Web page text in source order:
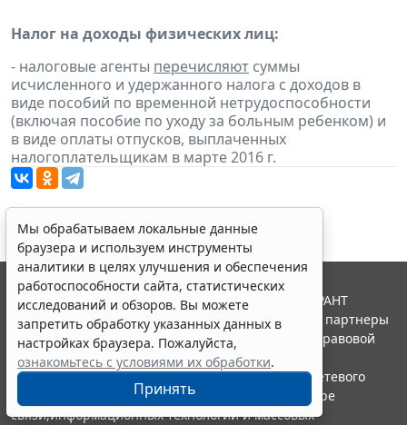
Налог на доходы физических лиц:
- налоговые агенты перечисляют суммы
исчисленного и удержанного налога с доходов в
виде пособий по временной нетрудоспособности
(включая пособие по уходу за больным ребенком) и
в виде оплаты отпусков, выплаченных
налогоплательщикам в марте 2016 г.
Мы обрабатываем локальные данные
браузера и используем инструменты
аналитики в целях улучшения и обеспечения
работоспособности сайта, статистических
исследований и обзоров. Вы можете
запретить обработку указанных данных в
настройках браузера. Пожалуйста,
ознакомьтесь с условиями их обработки.
Принять
© ООО "НПП "ГАРАНТ-СЕРВИС", 2026. Система ГАРАНТ
выпускается с 1990 года. Компания "Гарант" и ее партнеры
являются участниками Российской ассоциации правовой
информации ГАРАНТ.
Портал ГАРАНТ.РУ зарегистрирован в качестве сетевого
издания Федеральной службой по надзору в сфере
связи,информационных технологий и массовых